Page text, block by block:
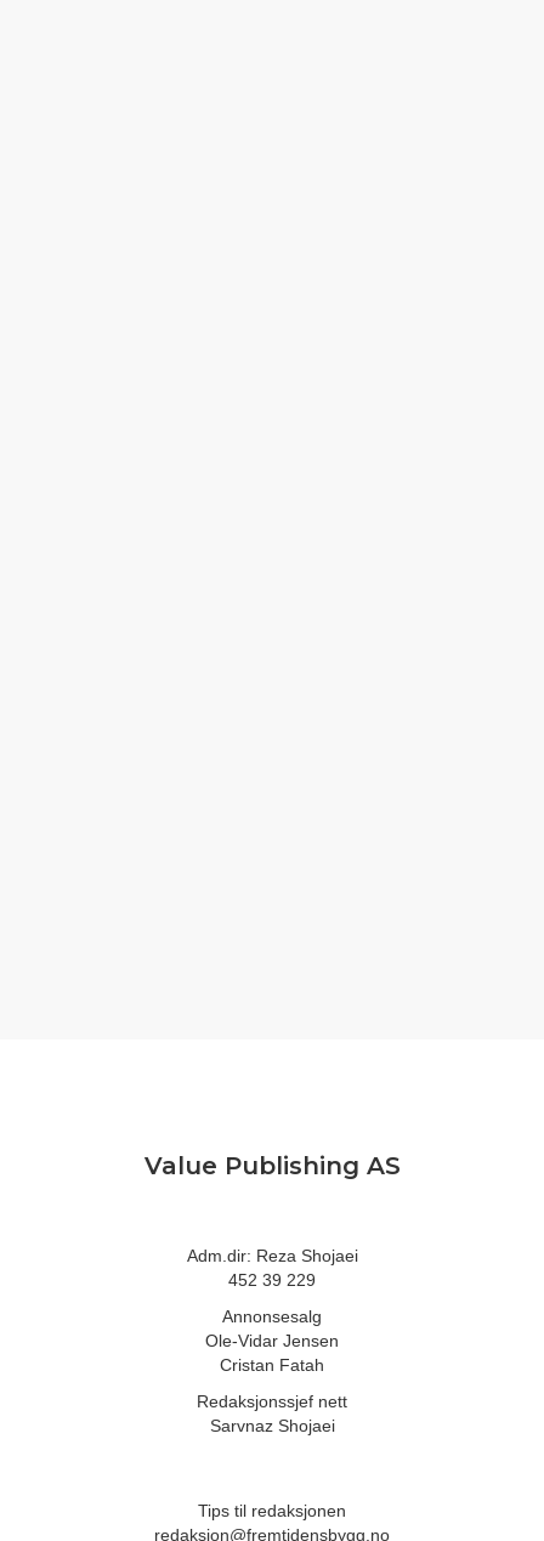
Value Publishing AS
Adm.dir: Reza Shojaei
452 39 229
Annonsesalg
Ole-Vidar Jensen
Cristan Fatah
Redaksjonssjef nett
Sarvnaz Shojaei
Tips til redaksjonen
redaksjon@fremtidensbygg.no